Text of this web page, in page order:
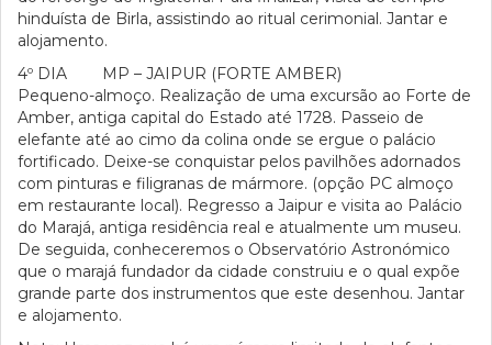
hinduísta de Birla, assistindo ao ritual cerimonial. Jantar e
alojamento.
4º DIA MP – JAIPUR (FORTE AMBER)
Pequeno-almoço. Realização de uma excursão ao Forte de
Amber, antiga capital do Estado até 1728. Passeio de
elefante até ao cimo da colina onde se ergue o palácio
fortificado. Deixe-se conquistar pelos pavilhões adornados
com pinturas e filigranas de mármore. (opção PC almoço
em restaurante local). Regresso a Jaipur e visita ao Palácio
do Marajá, antiga residência real e atualmente um museu.
De seguida, conheceremos o Observatório Astronómico
que o marajá fundador da cidade construiu e o qual expõe
grande parte dos instrumentos que este desenhou. Jantar
e alojamento.